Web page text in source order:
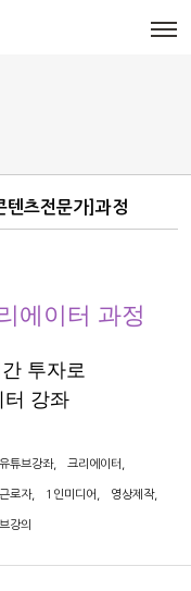
텐츠전문가]과정
에이터 과정
투자로
터 강좌
유튜브강좌, 크리에이터
근로자, 1인미디어 영상제작,
강의